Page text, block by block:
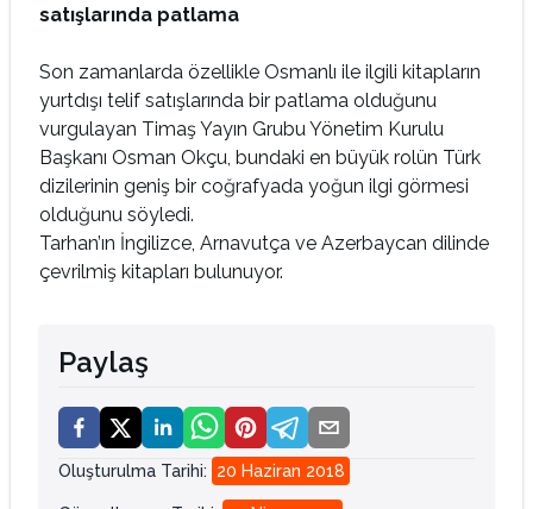
satışlarında patlama
Son zamanlarda özellikle Osmanlı ile ilgili kitapların
yurtdışı telif satışlarında bir patlama olduğunu
vurgulayan Timaş Yayın Grubu Yönetim Kurulu
Başkanı Osman Okçu, bundaki en büyük rolün Türk
dizilerinin geniş bir coğrafyada yoğun ilgi görmesi
olduğunu söyledi.
Tarhan’ın İngilizce, Arnavutça ve Azerbaycan dilinde
çevrilmiş kitapları bulunuyor.
Paylaş
Oluşturulma Tarihi: 20 Haziran 2018